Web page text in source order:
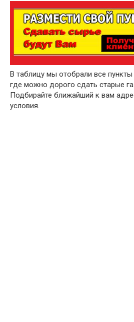
В таблицу мы отобрали все
где можно дорого сдать старые
Подбирайте ближайший к вам
условия.